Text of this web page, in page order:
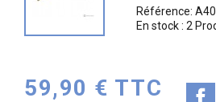
Référence:
En stock :2
59,90 € TTC